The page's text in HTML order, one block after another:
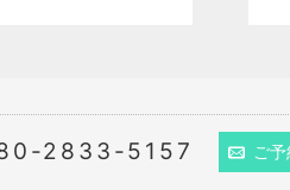
2833-5157 ご